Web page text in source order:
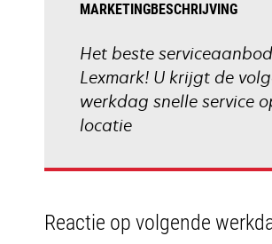
MARKETINGBESCHRIJVING
Het beste
Lexmark! U krijgt de
werkdag snelle service
locatie
Reactie op volgende